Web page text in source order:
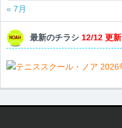
« 7月
最新のチラシ 12/12 更新